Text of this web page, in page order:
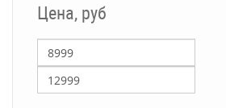
Цена, руб